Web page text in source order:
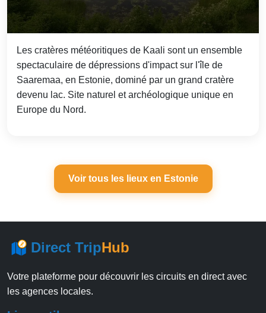
Les cratères météoritiques de Kaali sont un ensemble
spectaculaire de dépressions d'impact sur l'île de
Saaremaa, en Estonie, dominé par un grand cratère
devenu lac. Site naturel et archéologique unique en
Europe du Nord.
Voir tous les lieux en Estonie
Direct TripHub
Votre plateforme pour découvrir les circuits en direct avec
les agences locales.